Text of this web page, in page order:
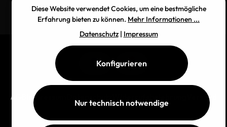
AGB Impressum Versand
Diese Website verwendet Cookies, um eine bestmögliche
Erfahrung bieten zu können. Mehr Informationen ...
Datenschutz| Impressum
Nur technisch notwendige
Konfigurieren